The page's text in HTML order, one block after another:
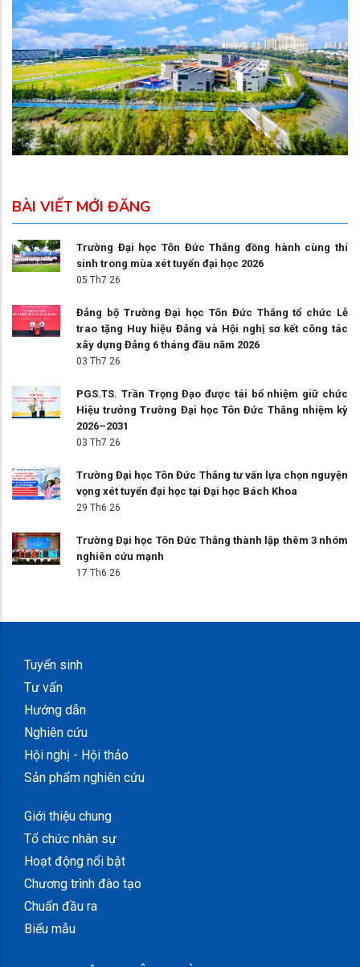
BÀI VIẾT MỚI ĐĂNG
Trường Đại học Tôn Đức Thắng đồng hành cùng thí
sinh trong mùa xét tuyển đại học 2026
05 Th7 26
Đảng bộ Trường Đại học Tôn Đức Thắng tổ chức Lễ
trao tặng Huy hiệu Đảng và Hội nghị sơ kết công tác
xây dựng Đảng 6 tháng đầu năm 2026
03 Th7 26
PGS.TS. Trần Trọng Đạo được tái bổ nhiệm giữ chức
Hiệu trưởng Trường Đại học Tôn Đức Thắng nhiệm kỳ
2026–2031
03 Th7 26
Trường Đại học Tôn Đức Thắng tư vấn lựa chọn nguyện
vọng xét tuyển đại học tại Đại học Bách Khoa
29 Th6 26
Trường Đại học Tôn Đức Thắng thành lập thêm 3 nhóm
nghiên cứu mạnh
17 Th6 26
Tuyển sinh
Tư vấn
Hướng dẫn
Nghiên cứu
Hội nghị - Hội thảo
Sản phẩm nghiên cứu
Giới thiệu chung
Tổ chức nhân sự
Hoạt động nổi bật
Chương trình đào tạo
Chuẩn đầu ra
Biểu mẫu